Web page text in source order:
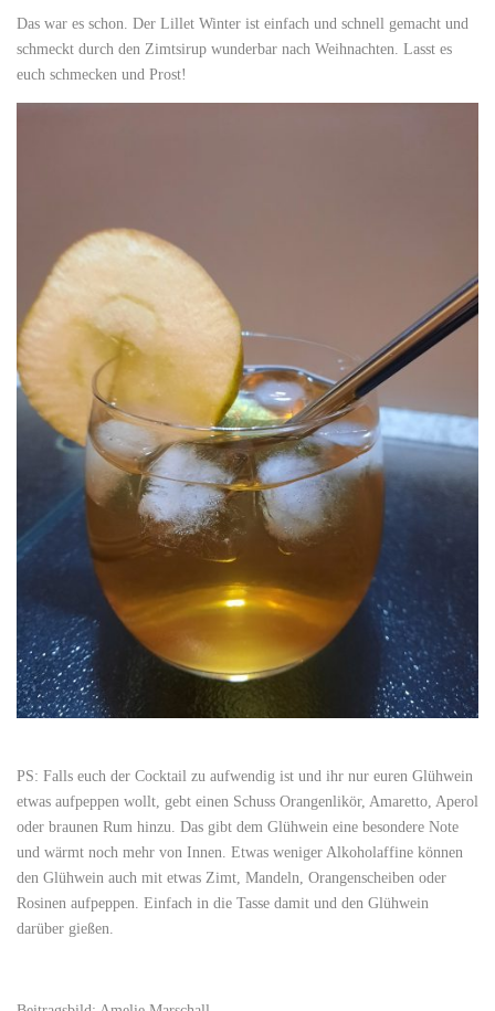
Das war es schon. Der Lillet Winter ist einfach und schnell gemacht und
schmeckt durch den Zimtsirup wunderbar nach Weihnachten. Lasst es
euch schmecken und Prost!
PS: Falls euch der Cocktail zu aufwendig ist und ihr nur euren Glühwein
etwas aufpeppen wollt, gebt einen Schuss Orangenlikör, Amaretto, Aperol
oder braunen Rum hinzu. Das gibt dem Glühwein eine besondere Note
und wärmt noch mehr von Innen. Etwas weniger Alkoholaffine können
den Glühwein auch mit etwas Zimt, Mandeln, Orangenscheiben oder
Rosinen aufpeppen. Einfach in die Tasse damit und den Glühwein
darüber gießen.